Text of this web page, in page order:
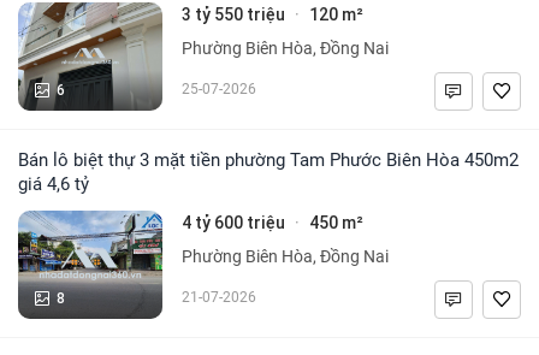
6
3 tỷ 550 triệu · 120 m²
Phường Biên Hòa, Đồng Nai
25-07-2026
Bán lô biệt thự 3 mặt tiền phường Tam Phước Biên Hòa 450m2
giá 4,6 tỷ
8
4 tỷ 600 triệu · 450 m²
Phường Biên Hòa, Đồng Nai
21-07-2026